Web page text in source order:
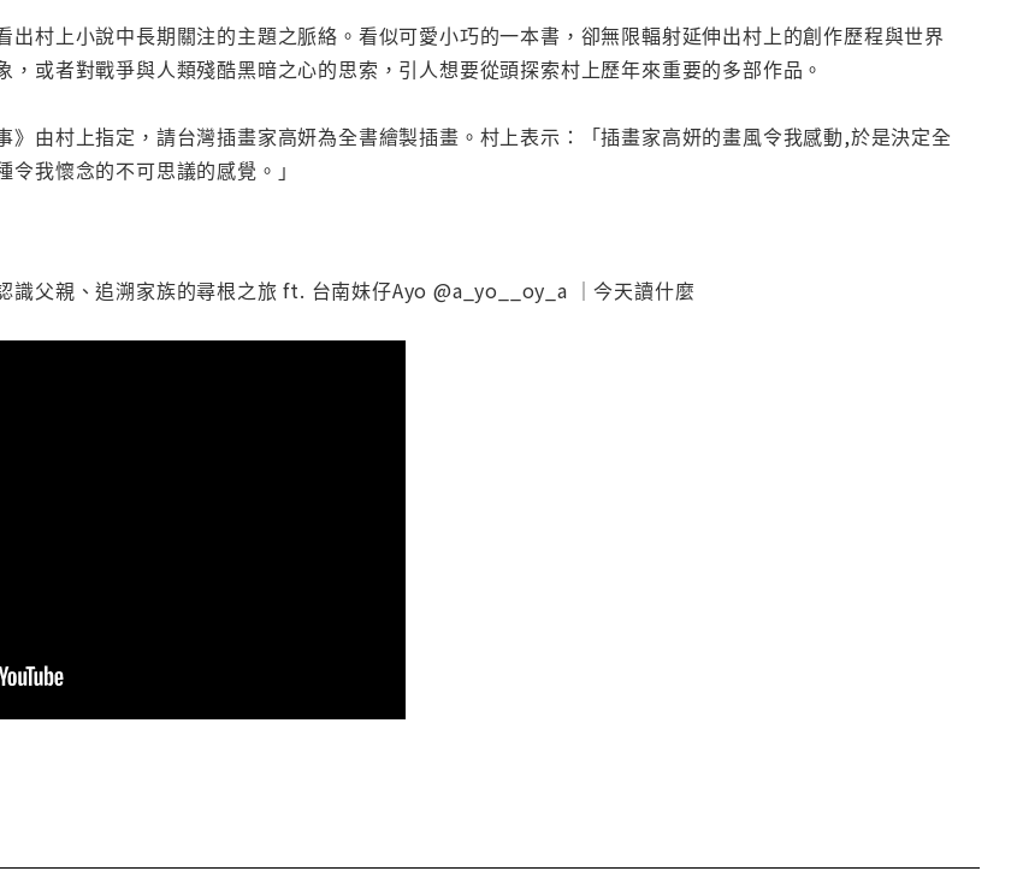
出村上小說中長期關注的主題之脈絡。看似可愛小巧的一本書，卻無限輻射延伸出村上的創作歷程與世界
，或者對戰爭與人類殘酷黑暗之心的思索，引人想要從頭探索村上歷年來重要的多部作品。
》由村上指定，請台灣插畫家高妍為全書繪製插畫。村上表示：「插畫家高妍的畫風令我感動,於是決定全
我懷念的不可思議的感覺。」
識父親、追溯家族的尋根之旅 ft. 台南妹仔Ayo @a_yo__oy_a ｜今天讀什麼